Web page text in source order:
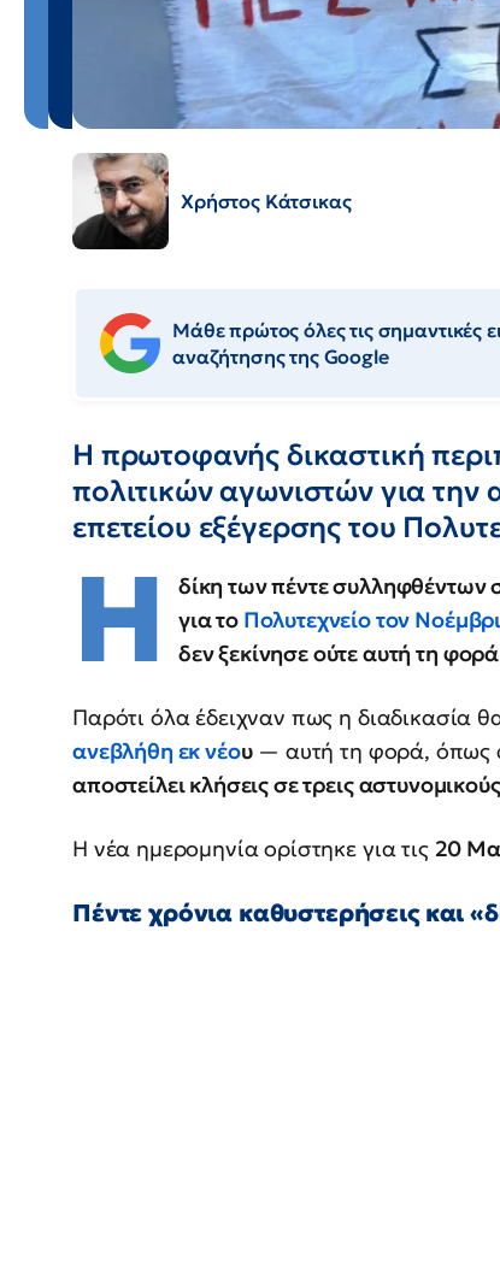
Χρήστος Κάτσικας
Μάθε πρώτος όλες τις σημαντικές
αναζήτησης της Google
Η πρωτοφανής δικαστική
πολιτικών αγωνιστών για
επετείου εξέγερσης του
Η δίκη των πέντε συλληφθέντων
για το Πολυτεχνείο τον
δεν ξεκίνησε ούτε αυτή τη φορά
Παρότι όλα έδειχναν πως η διαδικασία
ανεβλήθη εκ νέου— αυτή τη φορά, όπως
αποστείλει κλήσεις σε τρεις
Η νέα ημερομηνία ορίστηκε για τις 20
Πέντε χρόνια καθυστερήσεις και